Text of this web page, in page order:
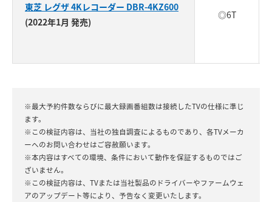
東芝 レグザ 4Kレコーダー DBR-4KZ600
(2022年1月 発売)
◎6T
※最大予約件数ならびに最大録画番組数は接続したTVの仕様に準じ
ます。
※この検証内容は、当社の独自調査によるものであり、各TVメーカ
ーへのお問い合わせはご容赦願います。
※本内容はすべての環境、条件において動作を保証するものではご
ざいません。
※この検証内容は、TVまたは当社製品のドライバーやファームウェ
アのアップデート等により、予告なく変更いたします。